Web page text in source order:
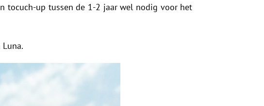
tocuch-up tussen de 1-2 jaar wel nodig voor het